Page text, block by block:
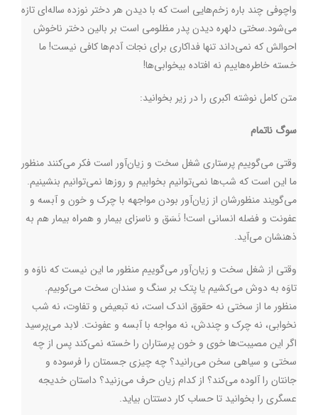
واچوفی چند باره زخم‌هایی است که با دیدن هر دختر نوزده ساله‌‌ای تازه
می‌شود.سختی دلهره دیدن پدر مظلومی است بر بالین دختر ناخوش
احوالش که نمی‌داند تنها فداکاری برای نجات آدم‌ها کافی نیست! ما
خسته خاطره‌هاییم نه افتاده بیخوابی‌ها!
متن کامل نوشته اکبری را در زیر بخوانید:
سوگ ناتمام
وقتی می‌گوییم پرستاری شغل سخت و زیان‌آور است فکر می‌کنند منظور
ما این است که شب‌ها نمی‌توانیم بخوابیم و روزها نمی‌توانیم بنشینیم.
می‌گویند منظورشان از زیان‌آور بودن مواجهه با چرک و خون و آبسه و
عفونت و فضله انسانی است! نَسَق و ناسزای بیمار و همراه بیمار هم به
ذهنشان می‌آید.
وقتی از شغل سخت و زیان‌آور می‌گوییم منظور ما این نیست که ناوَه و
تاوَه به دوش می‌کشیم یا پتک بر سنگ و سندان سخت می‌کوبیم.
منظور ما از سختی نه حقوق اندک است، نه تبعیض و تفاوت، نه شب
نخوابی، نه چرک و چندش، نه مواجه با آبسه و عفونت. لابد می‌پرسید
اگر این مصیبت‌ها خوی و خون پرستاران را خسته نمی‌کند پس از چه
سختی و سیاهی سخن می‌رانید؟ چه چیزی جسمتان را فرسوده و
جانتان را آلوده می‌کند؟ از کدام زیان‌ حرف می‌زنید؟ داستان خدیجه
عسگری را بخوانید تا حساب کار دستتان بیاید.